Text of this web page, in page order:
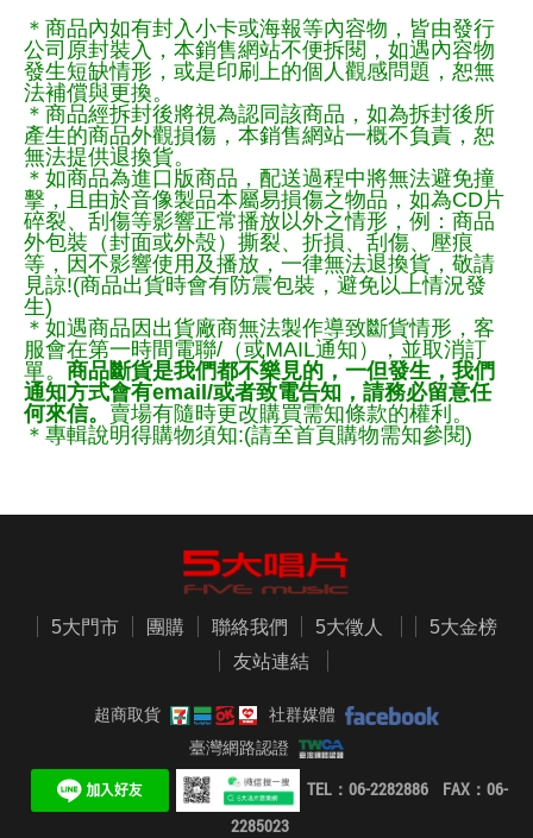
＊商品內如有封入小卡或海報等內容物，皆由發行
公司原封裝入，本銷售網站不便拆閱，如遇內容物
發生短缺情形，或是印刷上的個人觀感問題，恕無
法補償與更換。
＊商品經拆封後將視為認同該商品，如為拆封後所
產生的商品外觀損傷，本銷售網站一概不負責，恕
無法提供退換貨。
＊如商品為進口版商品，配送過程中將無法避免撞
擊，且由於音像製品本屬易損傷之物品，如為CD片
碎裂、刮傷等影響正常播放以外之情形，例：商品
外包裝（封面或外殼）撕裂、折損、刮傷、壓痕
等，因不影響使用及播放，一律無法退換貨，敬請
見諒!(商品出貨時會有防震包裝，避免以上情況發
生)
＊如遇商品因出貨廠商無法製作導致斷貨情形，客
服會在第一時間電聯/（或MAIL通知），並取消訂
單。 商品斷貨是我們都不樂見的，一但發生，我們
通知方式會有email/或者致電告知，請務必留意任
何來信。 賣場有隨時更改購買需知條款的權利。
＊專輯說明得購物須知:(請至首頁購物需知參閱)
5大門市 團購 聯絡我們 5大徵人
5大金榜
友站連結
超商取貨
社群媒體
臺灣網路認證
TEL：06-2282886 FAX：06-
2285023